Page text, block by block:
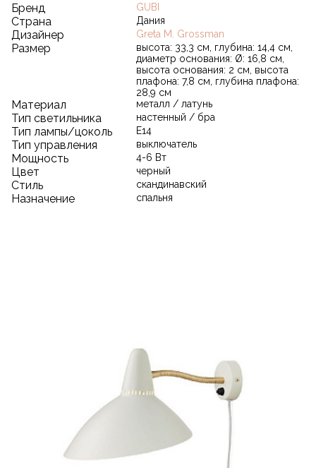
Бренд GUBI
Страна Дания
Дизайнер Greta M. Grossman
Размер
высота: 33,3 cм, глубина: 14,4 cм,
диаметр основания: Ø: 16,8 cм,
высота основания: 2 cм, высота
плафона: 7,8 cм, глубина плафона:
28,9 cм
Материал металл / латунь
Тип светильника настенный / бра
Тип лампы/цоколь E14
Тип управления выключатель
Мощность 4-6 Вт
Цвет черный
Стиль скандинавский
Назначение спальня